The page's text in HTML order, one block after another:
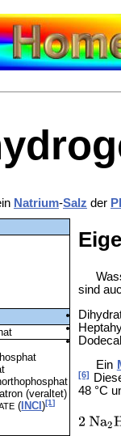
Natrium-Salz der
(veraltet)
( INCI)[1]
sind
Ein
[6]
48 °C